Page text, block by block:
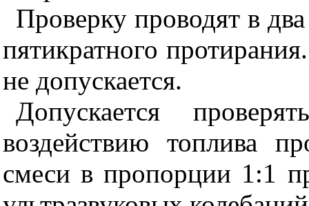
Проверку проводят в
пятикратного
не допускается.
Допускается
воздействию топлива
смеси в пропорции 1:1